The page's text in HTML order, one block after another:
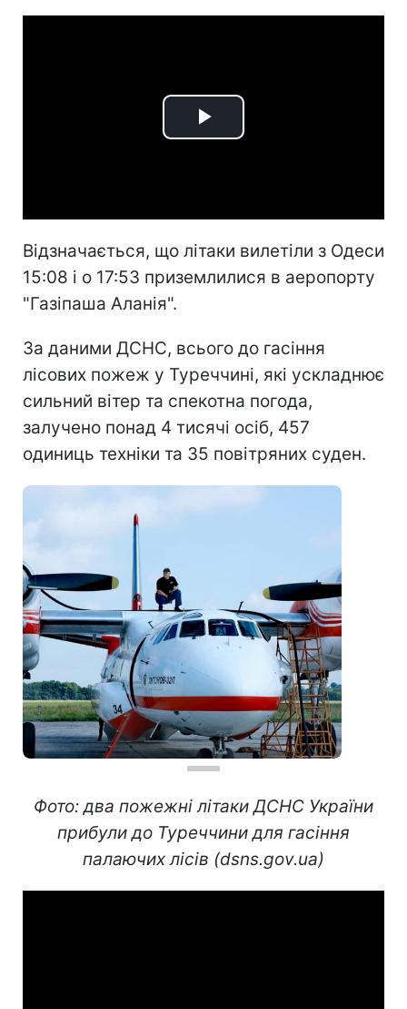
Play
Відзначається, що літаки вилетіли з Одеси
15:08 і о 17:53 приземлилися в аеропорту
"Газіпаша Аланія".
За даними ДСНС, всього до гасіння
лісових пожеж у Туреччині, які ускладнює
сильний вітер та спекотна погода,
залучено понад 4 тисячі осіб, 457
одиниць техніки та 35 повітряних суден.
Фото: два пожежні літаки ДСНС України
прибули до Туреччини для гасіння
палаючих лісів (dsns.gov.ua)